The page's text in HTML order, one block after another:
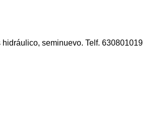
seminuevo. Telf. 630801019